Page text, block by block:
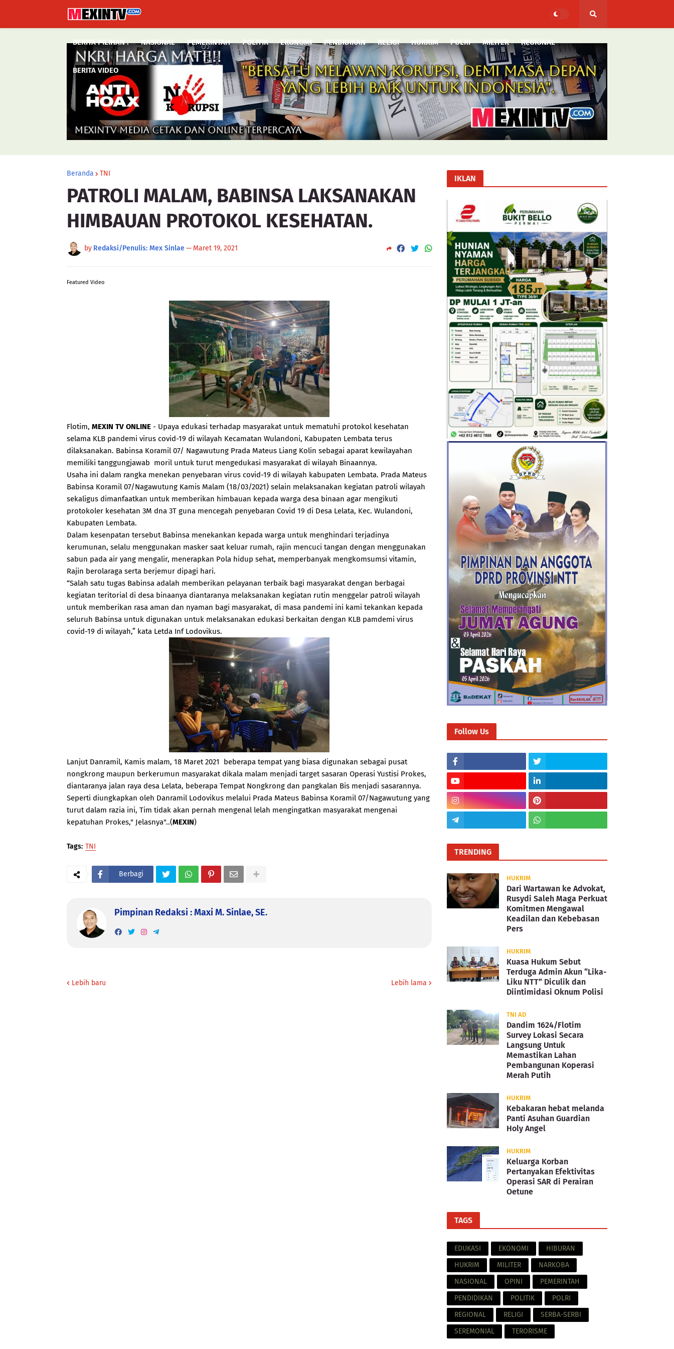
BERITA PILIHAN : NASIONAL PEMERINTAH POLITIK EKONOMI PENDIDIKAN RELIGI HUKRIM POLRI MILITER REGIONAL
BERITA VIDEO
Beranda TNI
PATROLI MALAM, BABINSA LAKSANAKAN
HIMBAUAN PROTOKOL KESEHATAN.
by Redaksi/Penulis: Mex Sinlae— Maret 19, 2021
Featured Video
Flotim, MEXIN TV ONLINE - Upaya edukasi terhadap masyarakat untuk mematuhi protokol kesehatan
selama KLB pandemi virus covid-19 di wilayah Kecamatan Wulandoni, Kabupaten Lembata terus
dilaksanakan. Babinsa Koramil 07/ Nagawutung Prada Mateus Liang Kolin sebagai aparat kewilayahan
memiliki tanggungjawab moril untuk turut mengedukasi masyarakat di wilayah Binaannya.
Usaha ini dalam rangka menekan penyebaran virus covid-19 di wilayah kabupaten Lembata. Prada Mateus
Babinsa Koramil 07/Nagawutung Kamis Malam (18/03/2021) selain melaksanakan kegiatan patroli wilayah
sekaligus dimanfaatkan untuk memberikan himbauan kepada warga desa binaan agar mengikuti
protokoler kesehatan 3M dna 3T guna mencegah penyebaran Covid 19 di Desa Lelata, Kec. Wulandoni,
Kabupaten Lembata.
Dalam kesenpatan tersebut Babinsa menekankan kepada warga untuk menghindari terjadinya
kerumunan, selalu menggunakan masker saat keluar rumah, rajin mencuci tangan dengan menggunakan
sabun pada air yang mengalir, menerapkan Pola hidup sehat, memperbanyak mengkomsumsi vitamin,
Rajin berolaraga serta berjemur dipagi hari.
“Salah satu tugas Babinsa adalah memberikan pelayanan terbaik bagi masyarakat dengan berbagai
kegiatan teritorial di desa binaanya diantaranya melaksanakan kegiatan rutin menggelar patroli wilayah
untuk memberikan rasa aman dan nyaman bagi masyarakat, di masa pandemi ini kami tekankan kepada
seluruh Babinsa untuk digunakan untuk melaksanakan edukasi berkaitan dengan KLB pamdemi virus
covid-19 di wilayah,” kata Letda Inf Lodovikus.
Lanjut Danramil, Kamis malam, 18 Maret 2021 beberapa tempat yang biasa digunakan sebagai pusat
nongkrong maupun berkerumun masyarakat dikala malam menjadi target sasaran Operasi Yustisi Prokes,
diantaranya jalan raya desa Lelata, beberapa Tempat Nongkrong dan pangkalan Bis menjadi sasarannya.
Seperti diungkapkan oleh Danramil Lodovikus melalui Prada Mateus Babinsa Koramil 07/Nagawutung yang
turut dalam razia ini, Tim tidak akan pernah mengenal lelah mengingatkan masyarakat mengenai
kepatuhan Prokes," Jelasnya"..(MEXIN)
Tags: TNI
Berbagi
Pimpinan Redaksi : Maxi M. Sinlae, SE.
Lebih baru Lebih lama
IKLAN
Follow Us
TRENDING
HUKRIM
Dari Wartawan ke Advokat,
Rusydi Saleh Maga Perkuat
Komitmen Mengawal
Keadilan dan Kebebasan
Pers
HUKRIM
Kuasa Hukum Sebut
Terduga Admin Akun “Lika-
Liku NTT” Diculik dan
Diintimidasi Oknum Polisi
TNI AD
Dandim 1624/Flotim
Survey Lokasi Secara
Langsung Untuk
Memastikan Lahan
Pembangunan Koperasi
Merah Putih
HUKRIM
Kebakaran hebat melanda
Panti Asuhan Guardian
Holy Angel
HUKRIM
Keluarga Korban
Pertanyakan Efektivitas
Operasi SAR di Perairan
Oetune
TAGS
EDUKASI EKONOMI
HIBURAN
HUKRIM
MILITER
NARKOBA
NASIONAL
OPINI
PEMERINTAH
PENDIDIKAN
POLITIK
POLRI
REGIONAL
RELIGI
SERBA-SERBI
SEREMONIAL
TERORISME